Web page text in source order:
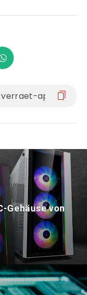
Gehäuse von